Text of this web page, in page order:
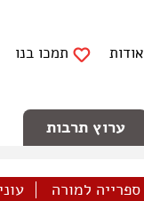
אודות תמכו בנו
ערוץ תרבות
ספרייה למורה